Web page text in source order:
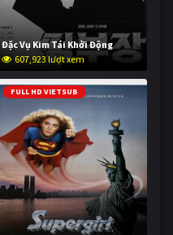
Đặc Vụ Kim Tái Khởi Động
607,923 lượt xem
FULL HD VIETSUB